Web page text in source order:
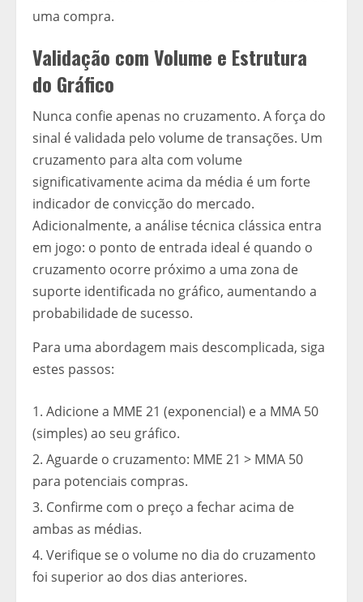
uma compra.
Validação com Volume e Estrutura
do Gráfico
Nunca confie apenas no cruzamento. A força do
sinal é validada pelo volume de transações. Um
cruzamento para alta com volume
significativamente acima da média é um forte
indicador de convicção do mercado.
Adicionalmente, a análise técnica clássica entra
em jogo: o ponto de entrada ideal é quando o
cruzamento ocorre próximo a uma zona de
suporte identificada no gráfico, aumentando a
probabilidade de sucesso.
Para uma abordagem mais descomplicada, siga
estes passos:
Adicione a MME 21 (exponencial) e a MMA 50
(simples) ao seu gráfico.
Aguarde o cruzamento: MME 21 > MMA 50
para potenciais compras.
Confirme com o preço a fechar acima de
ambas as médias.
Verifique se o volume no dia do cruzamento
foi superior ao dos dias anteriores.